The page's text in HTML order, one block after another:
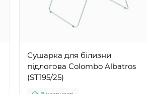
Сушарка для білизни
підлогова Colombo Albatros
(ST195/25)